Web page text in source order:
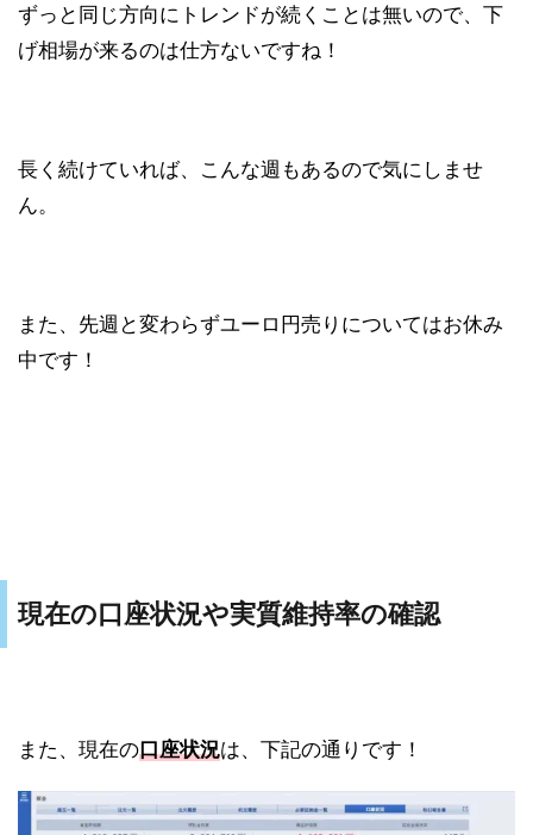
ずっと同じ方向にトレンドが続くことは無いので、下
げ相場が来るのは仕方ないですね！
長く続けていれば、こんな週もあるので気にしませ
ん。
また、先週と変わらずユーロ円売りについてはお休み
中です！
現在の口座状況や実質維持率の確認
また、現在の口座状況は、下記の通りです！